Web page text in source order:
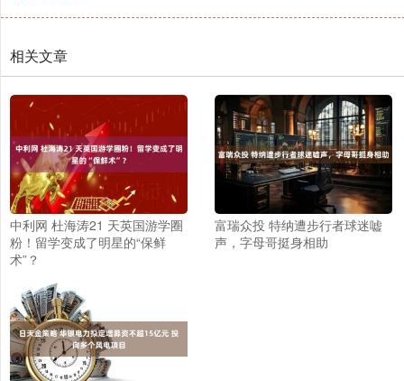
相关文章
中利网 杜海涛21 天英国游学圈
粉！留学变成了明星的“保鲜
术”？
富瑞众投 特纳遭步行者球迷嘘
声，字母哥挺身相助